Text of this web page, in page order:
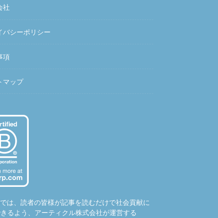
社
バシーポリシー
項
マップ
は、読者の皆様が記事を読むだけで社会貢献に
るよう、アーティクル株式会社が運営する